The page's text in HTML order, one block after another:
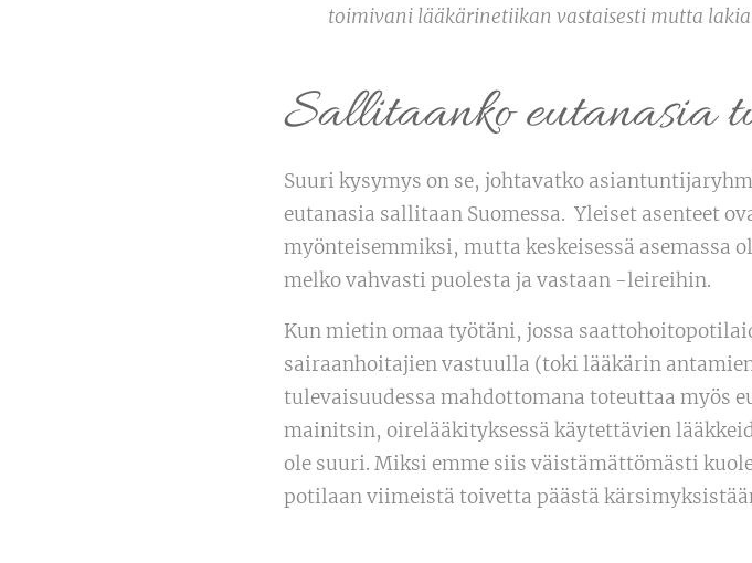
toimivani lääkärinetiikan vastaisesti mutta
Sallitaanko eutanasia
Suuri kysymys on se, johtavatko
eutanasia sallitaan Suomessa. Yleiset asenteet
myönteisemmiksi, mutta keskeisessä asemassa
melko vahvasti puolesta ja vastaan -leireihin.
Kun mietin omaa työtäni, jossa
sairaanhoitajien vastuulla (toki lääkärin
tulevaisuudessa mahdottomana toteuttaa myös
mainitsin, oirelääkityksessä käytettävien
ole suuri. Miksi emme siis väistämättömästi
potilaan viimeistä toivetta päästä